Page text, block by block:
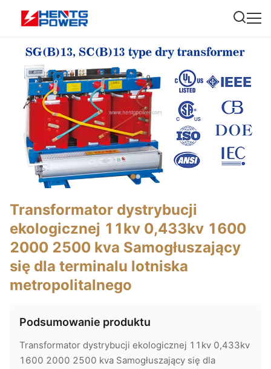
Transformator dystrybucji
ekologicznej 11kv 0,433kv 1600
2000 2500 kva Samogłuszający
się dla terminalu lotniska
metropolitalnego
Podsumowanie produktu
Transformator dystrybucji ekologicznej 11kv 0,433kv
1600 2000 2500 kva Samogłuszający się dla